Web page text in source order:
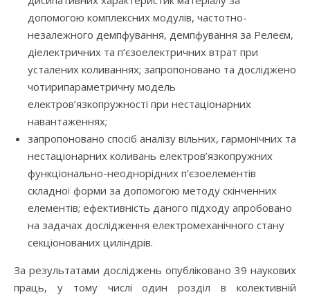
допомогою комплексних модулів, частотно-
незалежного демпфування, демпфування за Релеєм,
діелектричних та п’єзоелектричних втрат при
усталених коливаннях; запропоновано та досліджено
чотирипараметричну модель
електров’язкопружності при нестаціонарних
навантаженнях;
запропоновано спосіб аналізу вільних, гармонічних та
нестаціонарних коливань електров’язкопружних
функціонально-неоднорідних п’єзоелементів
складної форми за допомогою методу скінченних
елементів; ефективність даного підходу апробовано
на задачах дослідження електромеханічного стану
секціонованих циліндрів.
За результатами досліджень опубліковано 39 наукових
праць, у тому числі один розділ в колективній